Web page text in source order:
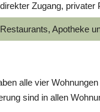
direkter Zugang, privater
Restaurants, Apotheke
alle vier
sind in allen